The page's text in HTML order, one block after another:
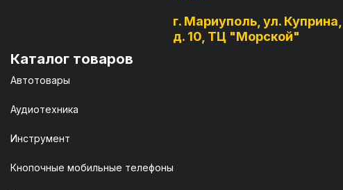
г. Мариуполь, ул. Куприна,
д. 10, ТЦ "Морской"
Каталог товаров
Автотовары
Аудиотехника
Инструмент
Кнопочные мобильные телефоны